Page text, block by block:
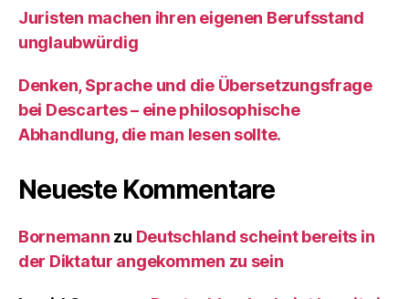
Juristen machen ihren eigenen Berufsstand
unglaubwürdig
Denken, Sprache und die Übersetzungsfrage
bei Descartes – eine philosophische
Abhandlung, die man lesen sollte.
Neueste Kommentare
Bornemann zu Deutschland scheint bereits in
der Diktatur angekommen zu sein